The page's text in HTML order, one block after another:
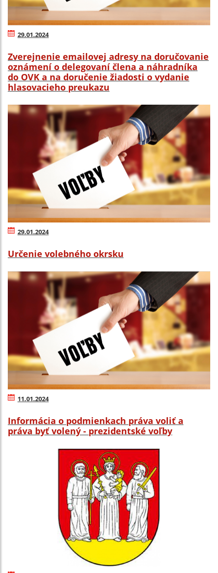
29.01.2024
Zverejnenie emailovej adresy na doručovanie
oznámení o delegovaní člena a náhradníka
do OVK a na doručenie žiadosti o vydanie
hlasovacieho preukazu
29.01.2024
Určenie volebného okrsku
11.01.2024
Informácia o podmienkach práva voliť a
práva byť volený - prezidentské voľby